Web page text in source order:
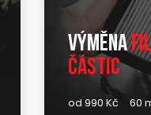
Výměna
částic
od 990 Kč 60